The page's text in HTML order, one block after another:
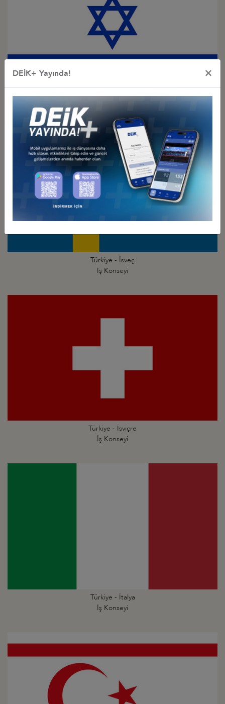
Türkiye - İsrail
İş Konseyi
Türkiye - İsveç
İş Konseyi
Türkiye - İsviçre
İş Konseyi
Türkiye - İtalya
İş Konseyi
DEİK+ Yayında! ×